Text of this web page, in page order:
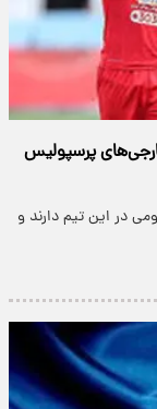
پرسپولیس
در این تیم دارند و